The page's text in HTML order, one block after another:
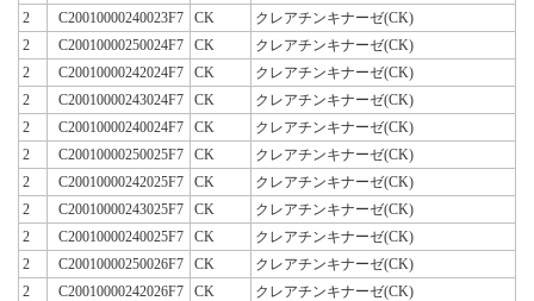
2
C20010000240023F7 CK
クレアチンキナーゼ(CK)
2
C20010000250024F7 CK
クレアチンキナーゼ(CK)
2
C20010000242024F7 CK
クレアチンキナーゼ(CK)
2
C20010000243024F7 CK
クレアチンキナーゼ(CK)
2
C20010000240024F7 CK
クレアチンキナーゼ(CK)
2
C20010000250025F7 CK
クレアチンキナーゼ(CK)
2
C20010000242025F7 CK
クレアチンキナーゼ(CK)
2
C20010000243025F7 CK
クレアチンキナーゼ(CK)
2
C20010000240025F7 CK
クレアチンキナーゼ(CK)
2
C20010000250026F7 CK
クレアチンキナーゼ(CK)
2
C20010000242026F7 CK
クレアチンキナーゼ(CK)